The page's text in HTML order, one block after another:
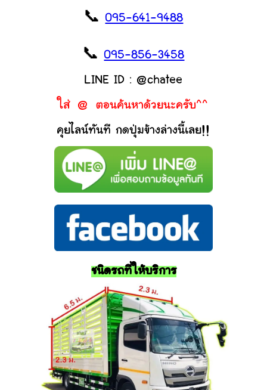
📞095-641-9488
📞095-856-3458
LINE ID : @chatee
ใส่ @ ตอนค้นหาด้วยนะครับ^^
คุยไลน์ทันที กดปุ่มข้างล่างนี้เลย!!
ชนิดรถที่ให้บริการ